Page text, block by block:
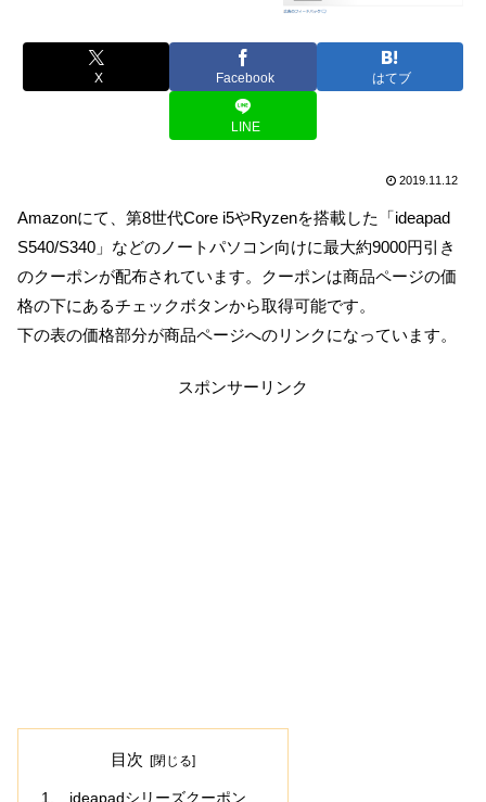
X Facebook はてブ
LINE
2019.11.12
Amazonにて、第8世代Core i5やRyzenを搭載した「ideapad
S540/S340」などのノートパソコン向けに最大約9000円引き
のクーポンが配布されています。クーポンは商品ページの価
格の下にあるチェックボタンから取得可能です。
下の表の価格部分が商品ページへのリンクになっています。
スポンサーリンク
目次
ideapadシリーズクーポン